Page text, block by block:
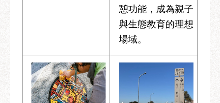
憩功能，成為親子
與生態教育的理想
場域。